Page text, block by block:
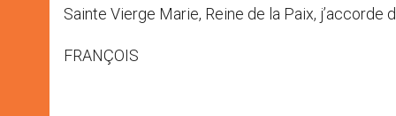
Sainte Vierge Marie, Reine de la Paix, j’accorde
FRANÇOIS